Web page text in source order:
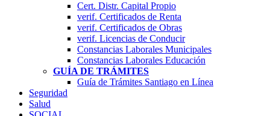
Cert. Distr. Capital Propio
verif. Certificados de Renta
verif. Certificados de Obras
verif. Licencias de Conducir
Constancias Laborales Municipales
Constancias Laborales Educación
GUÍA DE TRÁMITES
Guía de Trámites Santiago en Línea
Seguridad
Salud